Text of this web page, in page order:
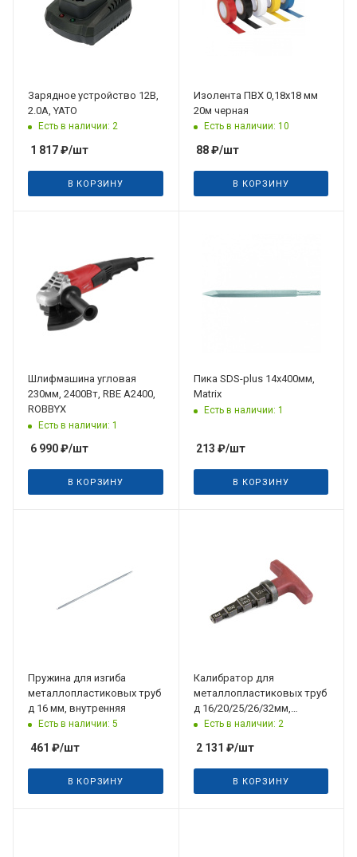
Зарядное устройство 12В,
2.0А, YATO
Есть в наличии: 2
1 817₽/шт
В КОРЗИНУ
Изолента ПВХ 0,18х18 мм
20м черная
Есть в наличии: 10
88₽/шт
В КОРЗИНУ
Шлифмашина угловая
230мм, 2400Вт, RBE A2400,
ROBBYX
Есть в наличии: 1
6 990₽/шт
В КОРЗИНУ
Пика SDS-plus 14х400мм,
Matrix
Есть в наличии: 1
213 ₽/шт
В КОРЗИНУ
Пружина для изгиба
металлопластиковых труб
д 16 мм, внутренняя
Есть в наличии: 5
461 ₽/шт
В КОРЗИНУ
Калибратор для
металлопластиковых труб
д 16/20/25/26/32мм,
Aquasfera
Есть в наличии: 2
2 131 ₽/шт
В КОРЗИНУ